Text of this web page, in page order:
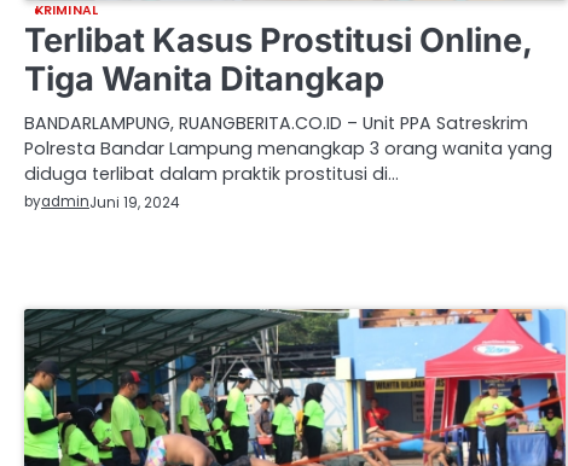
KRIMINAL
Terlibat Kasus Prostitusi Online,
Tiga Wanita Ditangkap
BANDARLAMPUNG, RUANGBERITA.CO.ID – Unit PPA Satreskrim
Polresta Bandar Lampung menangkap 3 orang wanita yang
diduga terlibat dalam praktik prostitusi di…
byadminJuni 19, 2024